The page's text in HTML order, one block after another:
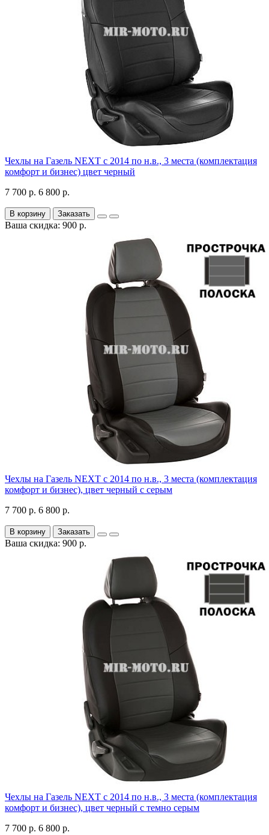
Чехлы на Газель NEXT с 2014 по н.в., 3 места (комплектация
комфорт и бизнес) цвет черный
7 700 р. 6 800 р.
В корзину Заказать
Ваша скидка: 900 р.
Чехлы на Газель NEXT с 2014 по н.в., 3 места (комплектация
комфорт и бизнес), цвет черный с серым
7 700 р. 6 800 р.
В корзину Заказать
Ваша скидка: 900 р.
Чехлы на Газель NEXT с 2014 по н.в., 3 места (комплектация
комфорт и бизнес), цвет черный с темно серым
7 700 р. 6 800 р.